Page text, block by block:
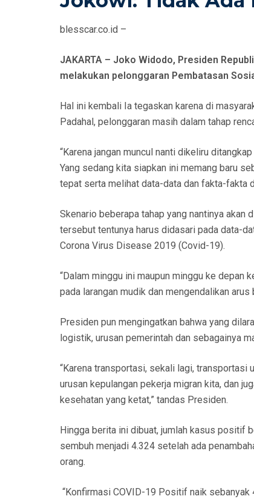
O
N
blesscar.co.id –
JAKARTA – Joko Widodo, Presiden
melakukan pelonggaran Pembatasan
Hal ini kembali Ia tegaskan karena di
Padahal, pelonggaran masih dalam tahap
“Karena jangan muncul nanti dikeliru
Yang sedang kita siapkan ini memang baru
tepat serta melihat data-data dan fakta-fakta
Skenario beberapa tahap yang nantinya akan
tersebut tentunya harus didasari pada data-
Corona Virus Disease 2019 (Covid-19).
“Dalam minggu ini maupun minggu ke depan
pada larangan mudik dan mengendalikan arus
Presiden pun mengingatkan bahwa yang
logistik, urusan pemerintah dan sebagainya
“Karena transportasi, sekali lagi, transportasi
urusan kepulangan pekerja migran kita, dan
kesehatan yang ketat,” tandas Presiden.
Hingga berita ini dibuat, jumlah kasus positif
sembuh menjadi 4.324 setelah ada
orang.
“Konfirmasi COVID-19 Positif naik